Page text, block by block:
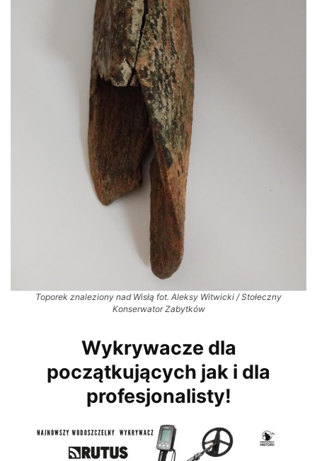
Toporek znaleziony nad Wisłą fot. Aleksy Witwicki / Stołeczny
Konserwator Zabytków
Wykrywacze dla
początkujących jak i dla
profesjonalisty!